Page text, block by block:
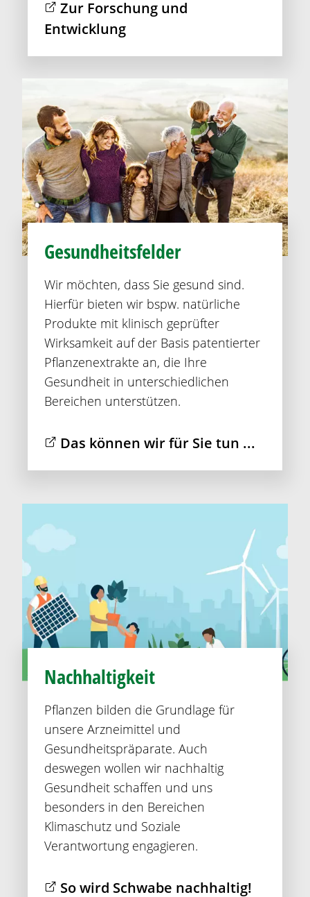
Zur Forschung und
Entwicklung
Gesundheitsfelder
Wir möchten, dass Sie gesund sind.
Hierfür bieten wir bspw. natürliche
Produkte mit klinisch geprüfter
Wirksamkeit auf der Basis patentierter
Pflanzenextrakte an, die Ihre
Gesundheit in unterschiedlichen
Bereichen unterstützen.
Das können wir für Sie tun ...
Nachhaltigkeit
Pflanzen bilden die Grundlage für
unsere Arzneimittel und
Gesundheitspräparate. Auch
deswegen wollen wir nachhaltig
Gesundheit schaffen und uns
besonders in den Bereichen
Klimaschutz und Soziale
Verantwortung engagieren.
So wird Schwabe nachhaltig!